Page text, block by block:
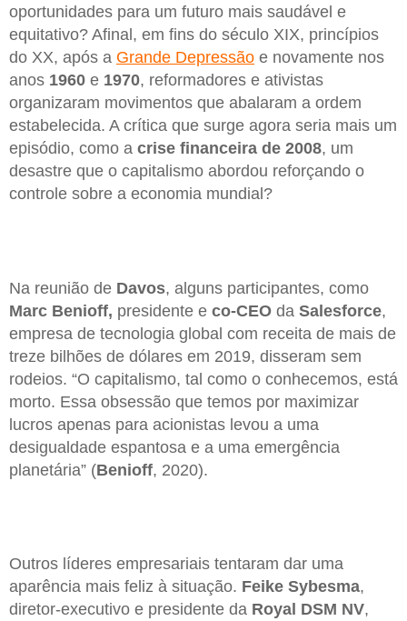
oportunidades para um futuro mais saudável e
equitativo? Afinal, em fins do século XIX, princípios
do XX, após a Grande Depressão e novamente nos
anos 1960 e 1970, reformadores e ativistas
organizaram movimentos que abalaram a ordem
estabelecida. A crítica que surge agora seria mais um
episódio, como a crise financeira de 2008, um
desastre que o capitalismo abordou reforçando o
controle sobre a economia mundial?
Na reunião de Davos, alguns participantes, como
Marc Benioff, presidente e co-CEO da Salesforce,
empresa de tecnologia global com receita de mais de
treze bilhões de dólares em 2019, disseram sem
rodeios. “O capitalismo, tal como o conhecemos, está
morto. Essa obsessão que temos por maximizar
lucros apenas para acionistas levou a uma
desigualdade espantosa e a uma emergência
planetária” (Benioff, 2020).
Outros líderes empresariais tentaram dar uma
aparência mais feliz à situação. Feike Sybesma,
diretor-executivo e presidente da Royal DSM NV,